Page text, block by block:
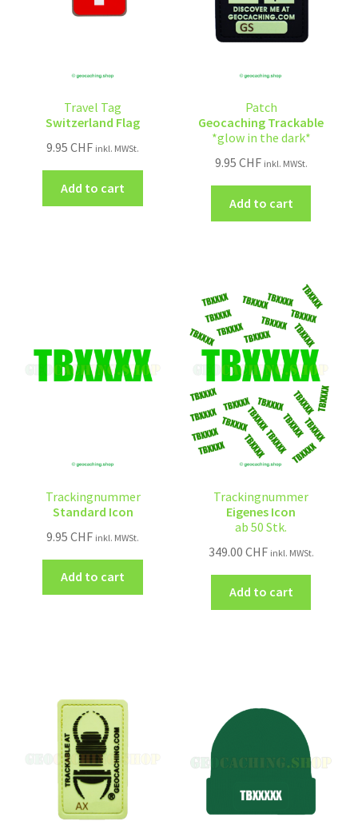
Travel Tag
Switzerland Flag
9.95CHF inkl. MWSt.
Add to cart
Patch
Geocaching Trackable
*glow in the dark*
9.95 CHF inkl. MWSt.
Add to cart
Trackingnummer
Standard Icon
9.95CHF inkl. MWSt.
Add to cart
Trackingnummer
Eigenes Icon
ab 50 Stk.
349.00 CHF inkl. MWSt.
Add to cart